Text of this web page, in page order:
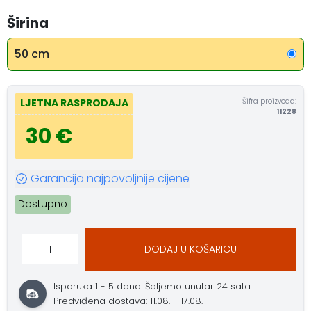
Širina
50 cm
LJETNA RASPRODAJA
30 €
Šifra proizvoda:
11228
Garancija najpovoljnije cijene
Dostupno
DODAJ U KOŠARICU
Isporuka 1 - 5 dana.Šaljemo unutar 24 sata.
Predviđena dostava: 11.08. - 17.08.